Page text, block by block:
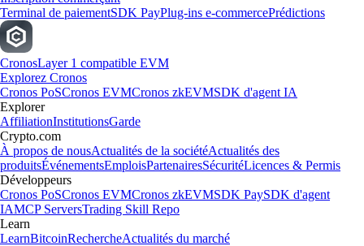
Terminal de paiementSDK PayPlug-ins e-commercePrédictions
CronosLayer 1 compatible EVM
Explorez Cronos
Cronos PoSCronos EVMCronos zkEVMSDK d'agent IA
Explorer
AffiliationInstitutionsGarde
Crypto.com
À propos de nousActualités de la sociétéActualités des
produitsÉvénementsEmploisPartenairesSécuritéLicences & Permis
Développeurs
Cronos PoSCronos EVMCronos zkEVMSDK PaySDK d'agent
IAMCP ServersTrading Skill Repo
Learn
LearnBitcoinRechercheActualités du marché